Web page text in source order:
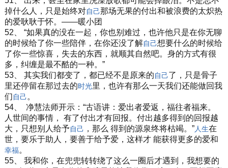
掉什么人，只是始终对自己那场无果的付出和被浪费的太炽热
的爱耿耿于怀。——暖小团
52、 “如果真的没在一起，你也别难过，也许他只是在你无聊
的时候给了你一些陪伴，在你还没了解自己想要什么的时候给
了你一些惊喜，失去的东西，就顺其自然吧。身的方式有很
多，纠缠是最不酷的一种。”
53、 其实我们都变了，都已经不是原来的自己了，只是骨子
里还停留在那过去的时光里，也许有那么一天我们还能做回我
们自己。
54、 净慧法师开示：“古语讲：爱出者爱返，福往者福来。
人世间的事情， 有了付出才有回报。付出越多得到的回报越
大，只想别人给予自己 ，那么 得到的源泉终将枯竭。”人生在
世，要乐于助人，要善于给予爱，这样才 能获得更多的爱和
幸福。
55、 我和你，在兜兜转转绕了这么一圈后才遇到，我想要的